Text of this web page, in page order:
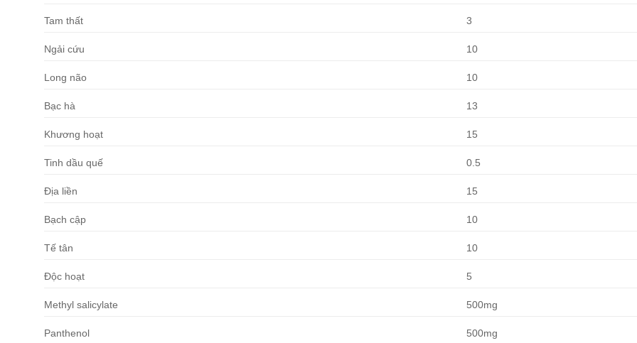
Tam thất 3
Ngải cứu 10
Long não 10
Bạc hà 13
Khương hoạt 15
Tinh dầu quế 0.5
Địa liền 15
Bạch cập 10
Tế tân 10
Độc hoạt 5
Methyl salicylate 500mg
Panthenol 500mg